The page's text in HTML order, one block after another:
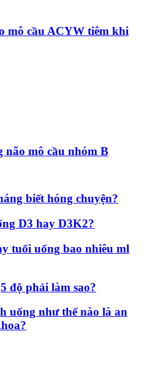
mô cầu ACYW tiêm khi
não mô cầu nhóm B
biết hóng chuyện?
D3 hay D3K2?
tuổi uống bao nhiêu ml
độ phải làm sao?
uống như thế nào là an